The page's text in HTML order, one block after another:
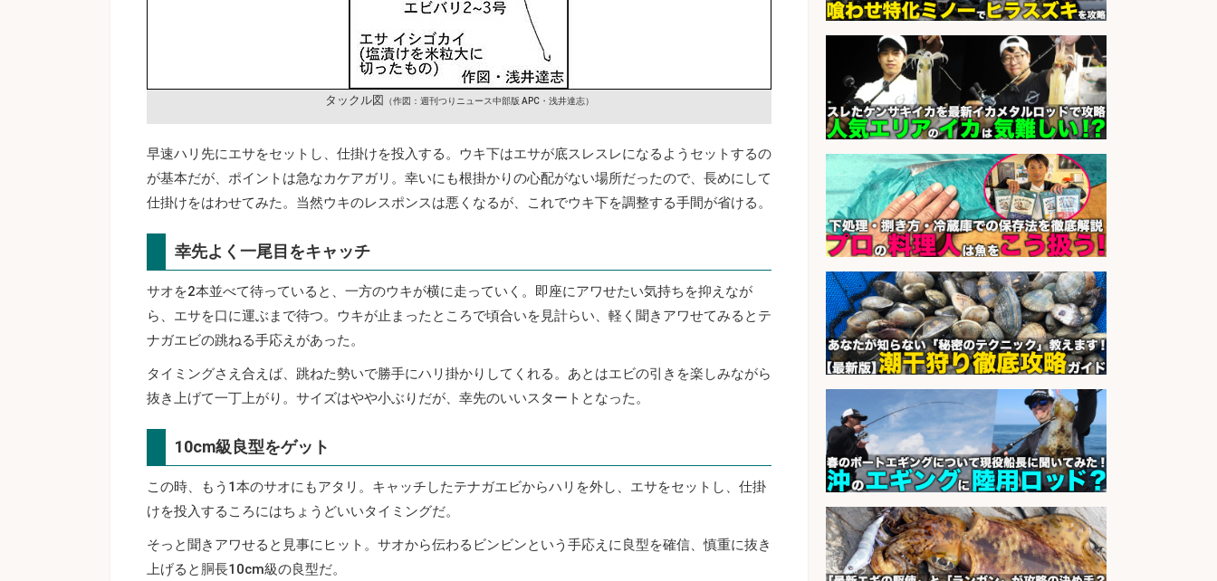
タックル図 （作図：週刊つりニュース中部版 APC・浅井達志）
早速ハリ先にエサをセットし、仕掛けを投入する。ウキ下はエサが底スレスレになるようセットするの
が基本だが、ポイントは急なカケアガリ。幸いにも根掛かりの心配がない場所だったので、長めにして
仕掛けをはわせてみた。当然ウキのレスポンスは悪くなるが、これでウキ下を調整する手間が省ける。
幸先よく一尾目をキャッチ
サオを2本並べて待っていると、一方のウキが横に走っていく。即座にアワせたい気持ちを抑えなが
ら、エサを口に運ぶまで待つ。ウキが止まったところで頃合いを見計らい、軽く聞きアワせてみるとテ
ナガエビの跳ねる手応えがあった。
タイミングさえ合えば、跳ねた勢いで勝手にハリ掛かりしてくれる。あとはエビの引きを楽しみながら
抜き上げて一丁上がり。サイズはやや小ぶりだが、幸先のいいスタートとなった。
10cm級良型をゲット
この時、もう1本のサオにもアタリ。キャッチしたテナガエビからハリを外し、エサをセットし、仕掛
けを投入するころにはちょうどいいタイミングだ。
そっと聞きアワせると見事にヒット。サオから伝わるビンビンという手応えに良型を確信、慎重に抜き
上げると胴長10cm級の良型だ。